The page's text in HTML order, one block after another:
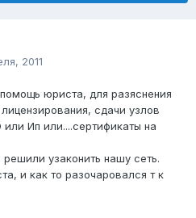
2011
юриста, для разяснения
сдачи узлов
Ип или....сертификаты на
узаконить нашу сеть.
и как то разочаровался т к